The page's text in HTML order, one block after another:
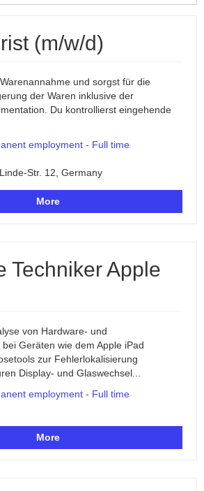
(m/w/d)
und sorgst für die
der Waren inklusive der
Du kontrollierst eingehende
employment - Full time
Str. 12, Germany
More
Techniker Apple
von Hardware- und
Geräten wie dem Apple iPad
zur Fehlerlokalisierung
Display- und Glaswechsel...
employment - Full time
More